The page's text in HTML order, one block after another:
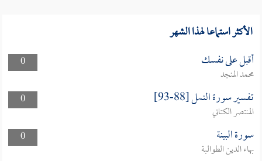
الأكثر استماعا لهذا الشهر
0 أقبل على نفسك
محمد المنجد
0
تفسير سورة النمل [88-93]
المنتصر الكتاني
0
سورة البينة
بهاء الدين الطوالبة